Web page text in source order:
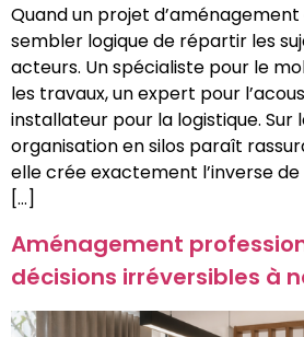
Quand un projet
sembler logique de répartir les
acteurs. Un spécialiste pour le
les travaux, un expert pour
installateur pour la logistique.
organisation en silos paraît
elle crée exactement l’inverse
[…]
Aménagement
décisions irréversibles à